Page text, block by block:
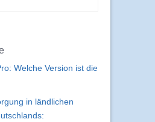
Welche Version ist die
in ländlichen